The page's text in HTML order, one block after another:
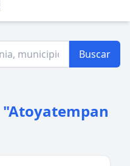
Buscar
"Atoyatempan